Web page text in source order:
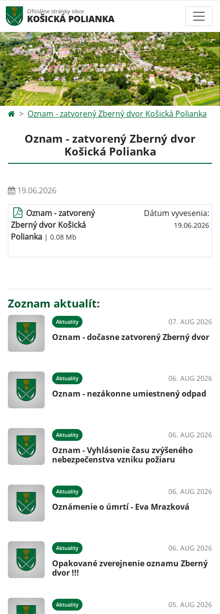
Oficiálne stránky obce
KOŠICKÁ POLIANKA
Oznam - zatvorený Zberný dvor Košická Polianka
Oznam - zatvorený Zberný dvor
Košická Polianka
19.06.2026
Oznam - zatvorený
Zberný dvor Košická
Polianka | 0.08 Mb
Dátum vyvesenia:
19.06.2026
Zoznam aktualít:
Aktuality 07. AUG 2026
Oznam - dočasne zatvorený Zberný dvor
Aktuality 06. AUG 2026
Oznam - nezákonne umiestnený odpad
Aktuality 06. AUG 2026
Oznam - Vyhlásenie času zvýšeného
nebezpečenstva vzniku požiaru
Aktuality 06. AUG 2026
Oznámenie o úmrtí - Eva Mrazková
Aktuality 06. AUG 2026
Opakované zverejnenie oznamu Zberný
dvor !!!
Aktuality 05. AUG 2026